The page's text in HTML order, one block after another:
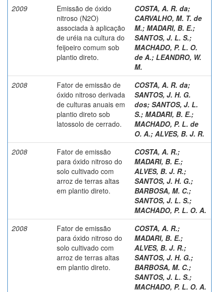
2009
Emissão de óxido
nitroso (N2O)
associada à aplicação
de uréia na cultura do
feijoeiro comum sob
plantio direto.
COSTA, A. R. da;
CARVALHO, M. T. de
M.; MADARI, B. E.;
SANTOS, J. L. S.;
MACHADO, P. L. O.
de A.; LEANDRO, W.
M.
2008
Fator de emissão de
óxido nitroso derivada
de culturas anuais em
plantio direto sob
latossolo de cerrado.
COSTA, A. R. da;
SANTOS, J. H. G.
dos; SANTOS, J. L.
S.; MADARI, B. E.;
MACHADO, P. L. de
O. A.; ALVES, B. J. R.
2008
Fator de emissão
para óxido nitroso do
solo cultivado com
arroz de terras altas
em plantio direto.
COSTA, A. R.;
MADARI, B. E.;
ALVES, B. J. R.;
SANTOS, J. H. G.;
BARBOSA, M. C.;
SANTOS, J. L. S.;
MACHADO, P. L. O. A.
2008
Fator de emissão
para óxido nitroso do
solo cultivado com
arroz de terras altas
em plantio direto.
COSTA, A. R.;
MADARI, B. E.;
ALVES, B. J. R.;
SANTOS, J. H. G.;
BARBOSA, M. C.;
SANTOS, J. L. S.;
MACHADO, P. L. O. A.